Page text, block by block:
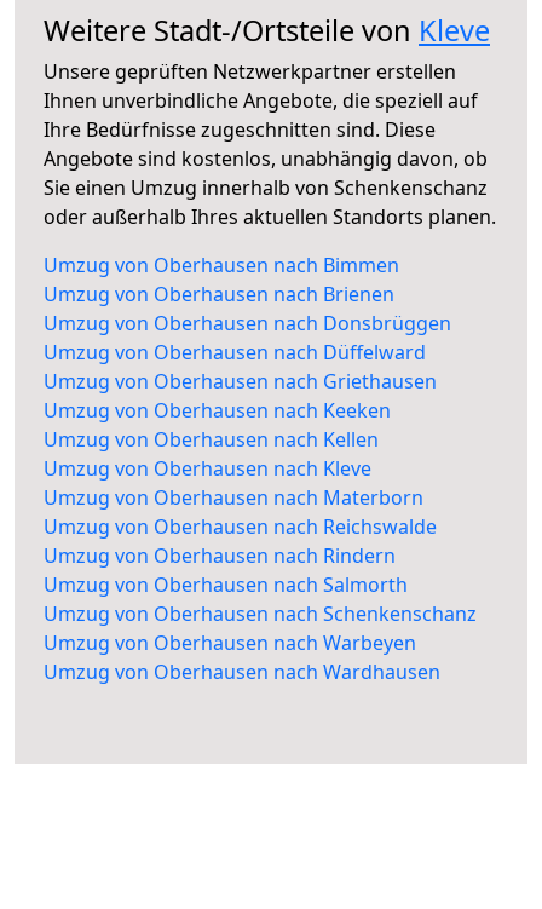
Weitere Stadt-/Ortsteile von Kleve
Unsere geprüften Netzwerkpartner erstellen
Ihnen unverbindliche Angebote, die speziell auf
Ihre Bedürfnisse zugeschnitten sind. Diese
Angebote sind kostenlos, unabhängig davon, ob
Sie einen Umzug innerhalb von Schenkenschanz
oder außerhalb Ihres aktuellen Standorts planen.
Umzug von Oberhausen nach Bimmen
Umzug von Oberhausen nach Brienen
Umzug von Oberhausen nach Donsbrüggen
Umzug von Oberhausen nach Düffelward
Umzug von Oberhausen nach Griethausen
Umzug von Oberhausen nach Keeken
Umzug von Oberhausen nach Kellen
Umzug von Oberhausen nach Kleve
Umzug von Oberhausen nach Materborn
Umzug von Oberhausen nach Reichswalde
Umzug von Oberhausen nach Rindern
Umzug von Oberhausen nach Salmorth
Umzug von Oberhausen nach Schenkenschanz
Umzug von Oberhausen nach Warbeyen
Umzug von Oberhausen nach Wardhausen